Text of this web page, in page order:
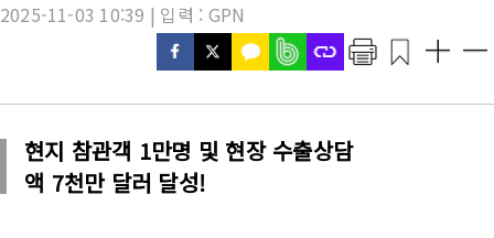
2025-11-03 10:39 | 입력 : GPN
현지 참관객 1만명 및 현장 수출상담
액 7천만 달러 달성!